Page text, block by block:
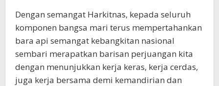
Dengan semangat Harkitnas, kepada seluruh
komponen bangsa mari terus mempertahankan
bara api semangat kebangkitan nasional
sembari merapatkan barisan perjuangan kita
dengan menunjukkan kerja keras, kerja cerdas,
juga kerja bersama demi kemandirian dan